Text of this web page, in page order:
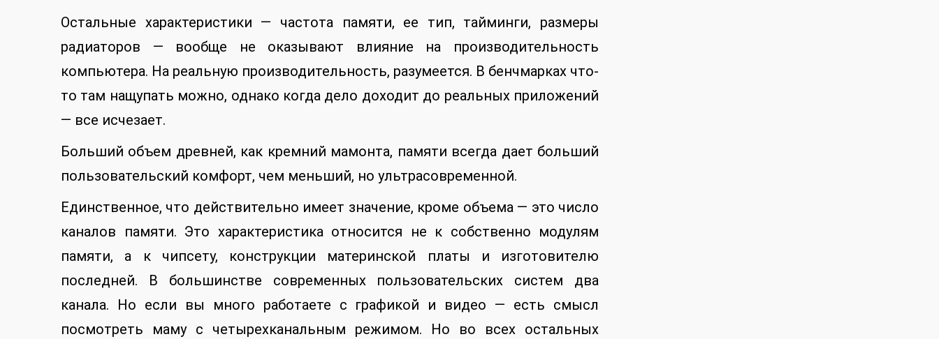
Остальные характеристики — частота памяти, ее тип, тайминги, размеры
радиаторов — вообще не оказывают влияние на производительность
компьютера. На реальную производительность, разумеется. В бенчмарках что-
то там нащупать можно, однако когда дело доходит до реальных приложений
— все исчезает.
Больший объем древней, как кремний мамонта, памяти всегда дает больший
пользовательский комфорт, чем меньший, но ультрасовременной.
Единственное, что действительно имеет значение, кроме объема — это число
каналов памяти. Это характеристика относится не к собственно модулям
памяти, а к чипсету, конструкции материнской платы и изготовителю
последней. В большинстве современных пользовательских систем два
канала. Но если вы много работаете с графикой и видео — есть смысл
посмотреть маму с четырехканальным режимом. Но во всех остальных